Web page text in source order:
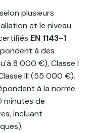
plusieurs
et le niveau
EN 1143-1
à des
8 000 €), Classe I
III (55 000 €).
à la norme
minutes de
incluant